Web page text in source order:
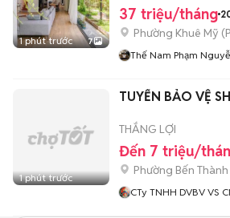
1 phút trước 7
37 triệu/tháng
Phường Khuê Mỹ (
Thế Nam Phạm
1 phút trước
TUYỂN BẢO VỆ
THẮNG LỢI
Đến 7 triệu/
Phường Bến Thành
CTy TNHH DVBV VS